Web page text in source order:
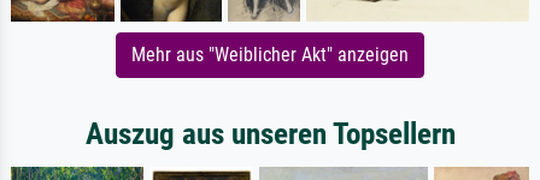
Mehr aus "Weiblicher Akt" anzeigen
Auszug aus unseren Topsellern